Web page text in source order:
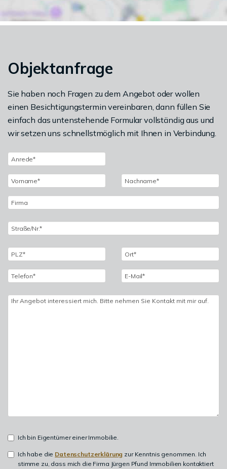
Objektanfrage
Sie haben noch Fragen zu dem Angebot oder wollen
einen Besichtigungstermin vereinbaren, dann füllen Sie
einfach das untenstehende Formular vollständig aus und
wir setzen uns schnellstmöglich mit Ihnen in Verbindung.
Ich bin Eigentümer einer Immobilie.
Ich habe die Datenschutzerklärung zur Kenntnis genommen. Ich
stimme zu, dass mich die Firma Jürgen Pfund Immobilien kontaktiert